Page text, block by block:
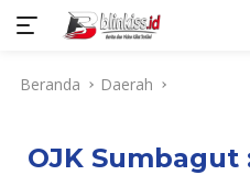
Beranda Daerah
OJK Sumbagut